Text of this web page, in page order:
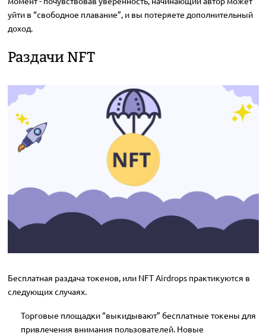
уйти в “свободное плавание”, и вы потеряете дополнительный
доход.
Раздачи NFT
Бесплатная раздача токенов, или NFT Airdrops практикуются в
следующих случаях.
Торговые площадки “выкидывают” бесплатные токены для
привлечения внимания пользователей. Новые